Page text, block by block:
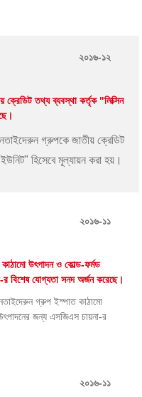
২০১৬-১২
ক্রেডিট তথ্য ব্যবস্থা কর্তৃক "লিক্সিন
গ্রুপকে জাতীয় ক্রেডিট
হিসেবে মূল্যায়ন করা হয়।
২০১৬-১১
উৎপাদন ও কোল্ড-ফর্মড
বিশেষ যোগ্যতা সনদ অর্জন করেছে।
গ্রুপ ইস্পাত কাঠামো
জন্য এসজিএস চায়না-র
২০১৬-১১